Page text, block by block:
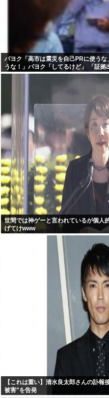
パヨク「高市は震災を自己PRに使う
うな！」パヨク「してるけど」 「証拠
世間では神ゲーと言われているが個人
げてけwww
【これは重い】清水良太郎さんの訃
被害”を告発